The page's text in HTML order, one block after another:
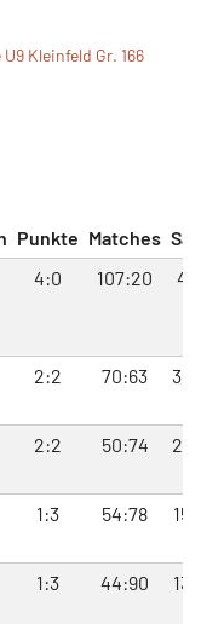
Kleinfeld Gr. 166
Punkte Matches
4:0 107:20
2:2 70:63
2:2 50:74
1:3 54:78
1:3 44:90